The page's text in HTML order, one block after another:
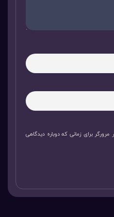
برای زمانی که دوباره دیدگاهی